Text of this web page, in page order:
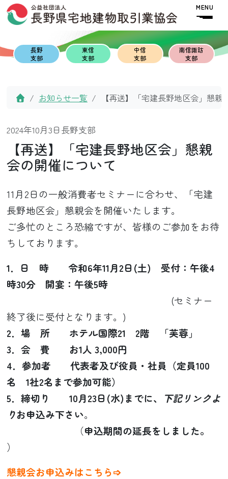
Skip to content
Skip to footer
長野
支部
東信
支部
中信
支部
南信諏訪
支部
Homeお知らせ一覧 【再送】「宅建長野地区会」懇
2024年10月3日 長野支部
【再送】「宅建長野地区会」懇親
会の開催について
11月2日の一般消費者セミナーに合わせ、「宅建
長野地区会」懇親会を開催いたします。
ご多忙のところ恐縮ですが、皆様のご参加をお待
ちしております。
1．日 時 令和6年11月2日(土) 受付：午後4
時30分 開宴：午後5時
(セミナー
終了後に受付となります。)
2．場 所 ホテル国際21 2階 「芙蓉」
3．会 費 お1人 3,000円
4．参加者 代表者及び役員・社員（定員100
名 1社2名まで参加可能）
5．締切り 10月23日(水)までに、
下記リンクよ
りお申込み下さい。
（申込期間の延長をしました。
）
懇親会お申込みはこちら➩
MENU